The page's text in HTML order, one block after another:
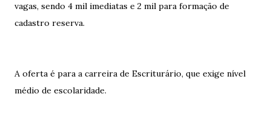
vagas, sendo 4 mil imediatas e 2 mil para formação de
cadastro reserva.
A oferta é para a carreira de Escriturário, que exige nível
médio de escolaridade.